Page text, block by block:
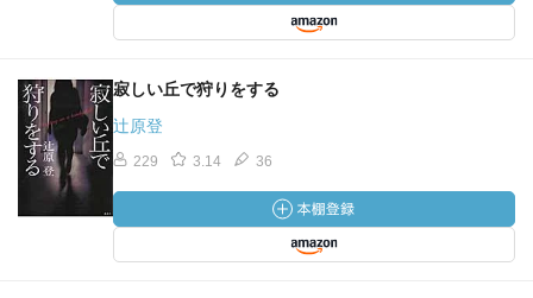
寂しい丘で狩りをする
辻原登
229 3.14 36